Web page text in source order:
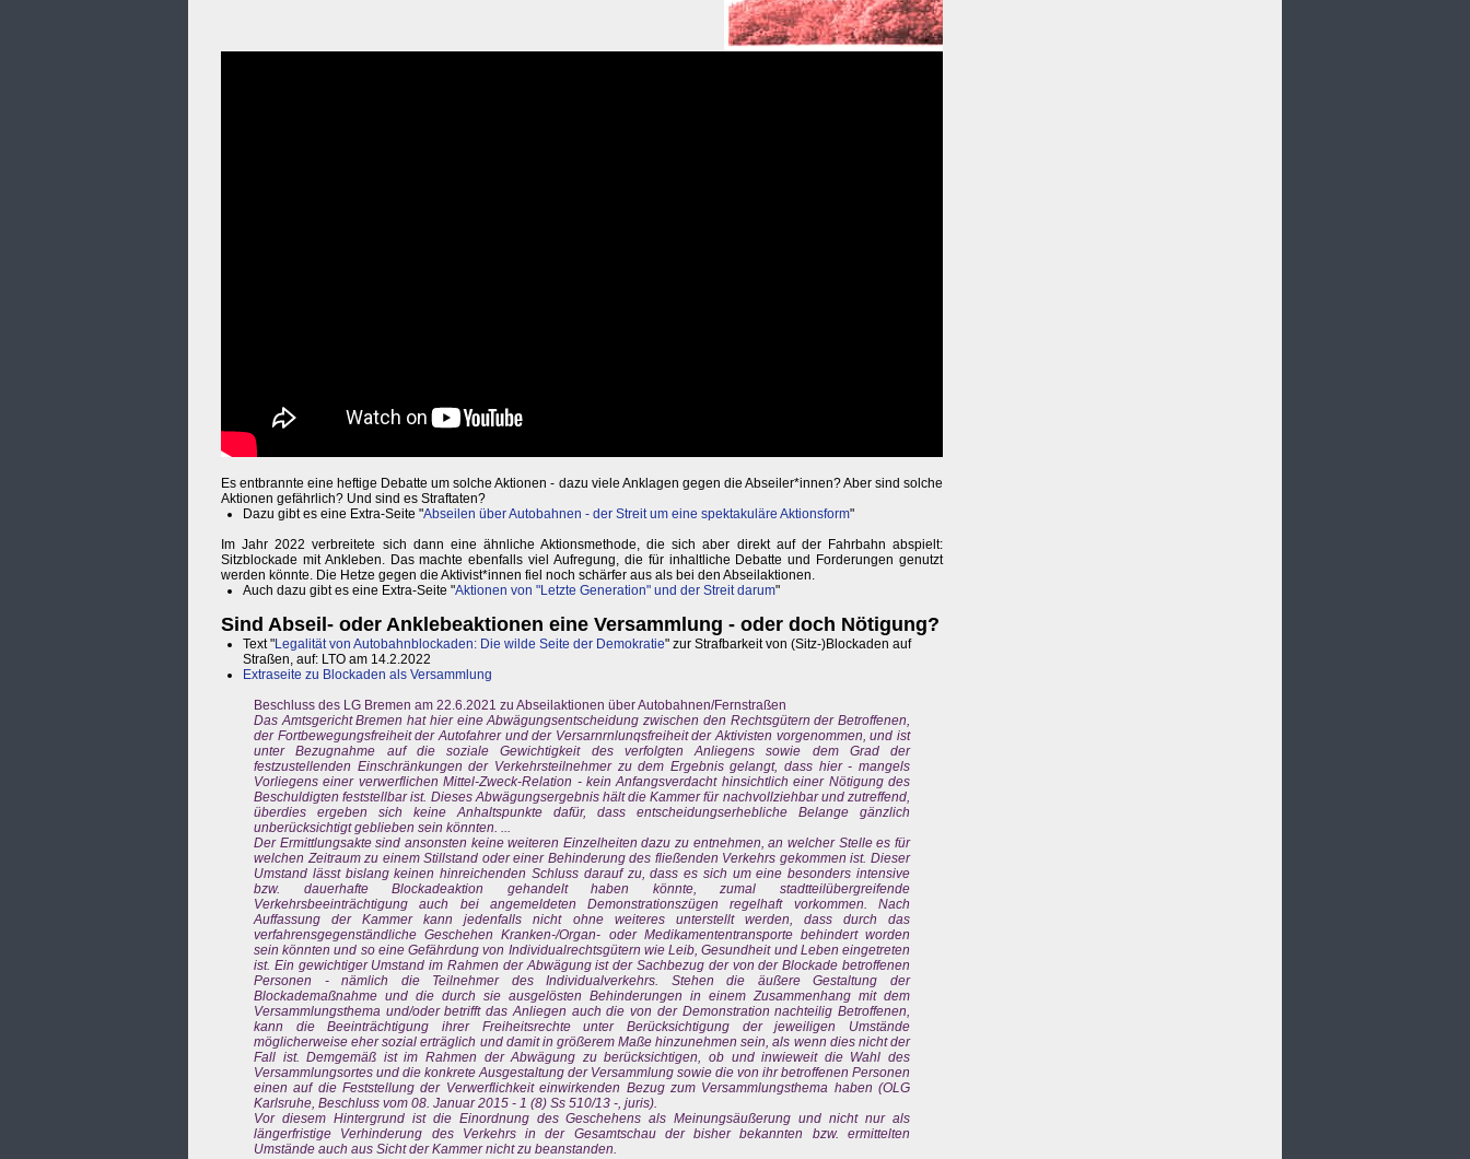
Es entbrannte eine heftige Debatte um solche Aktionen - dazu viele Anklagen gegen die Abseiler*innen? Aber sind solche
Aktionen gefährlich? Und sind es Straftaten?
Dazu gibt es eine Extra-Seite "Abseilen über Autobahnen - der Streit um eine spektakuläre Aktionsform"
Im Jahr 2022 verbreitete sich dann eine ähnliche Aktionsmethode, die sich aber direkt auf der Fahrbahn abspielt:
Sitzblockade mit Ankleben. Das machte ebenfalls viel Aufregung, die für inhaltliche Debatte und Forderungen genutzt
werden könnte. Die Hetze gegen die Aktivist*innen fiel noch schärfer aus als bei den Abseilaktionen.
Auch dazu gibt es eine Extra-Seite "Aktionen von "Letzte Generation" und der Streit darum"
Sind Abseil- oder Anklebeaktionen eine Versammlung - oder doch Nötigung?
Text "Legalität von Autobahnblockaden: Die wilde Seite der Demokratie" zur Strafbarkeit von (Sitz-)Blockaden auf
Straßen, auf: LTO am 14.2.2022
Extraseite zu Blockaden als Versammlung
Beschluss des LG Bremen am 22.6.2021 zu Abseilaktionen über Autobahnen/Fernstraßen
Das Amtsgericht Bremen hat hier eine Abwägungsentscheidung zwischen den Rechtsgütern der Betroffenen,
der Fortbewegungsfreiheit der Autofahrer und der Versarnrnlunqsfreiheit der Aktivisten vorgenommen, und ist
unter Bezugnahme auf die soziale Gewichtigkeit des verfolgten Anliegens sowie dem Grad der
festzustellenden Einschränkungen der Verkehrsteilnehmer zu dem Ergebnis gelangt, dass hier - mangels
Vorliegens einer verwerflichen Mittel-Zweck-Relation - kein Anfangsverdacht hinsichtlich einer Nötigung des
Beschuldigten feststellbar ist. Dieses Abwägungsergebnis hält die Kammer für nachvollziehbar und zutreffend,
überdies ergeben sich keine Anhaltspunkte dafür, dass entscheidungserhebliche Belange gänzlich
unberücksichtigt geblieben sein könnten. ...
Der Ermittlungsakte sind ansonsten keine weiteren Einzelheiten dazu zu entnehmen, an welcher Stelle es für
welchen Zeitraum zu einem Stillstand oder einer Behinderung des fließenden Verkehrs gekommen ist. Dieser
Umstand lässt bislang keinen hinreichenden Schluss darauf zu, dass es sich um eine besonders intensive
bzw. dauerhafte Blockadeaktion gehandelt haben könnte, zumal stadtteilübergreifende
Verkehrsbeeinträchtigung auch bei angemeldeten Demonstrationszügen regelhaft vorkommen. Nach
Auffassung der Kammer kann jedenfalls nicht ohne weiteres unterstellt werden, dass durch das
verfahrensgegenständliche Geschehen Kranken-/Organ- oder Medikamententransporte behindert worden
sein könnten und so eine Gefährdung von Individualrechtsgütern wie Leib, Gesundheit und Leben eingetreten
ist. Ein gewichtiger Umstand im Rahmen der Abwägung ist der Sachbezug der von der Blockade betroffenen
Personen - nämlich die Teilnehmer des Individualverkehrs. Stehen die äußere Gestaltung der
Blockademaßnahme und die durch sie ausgelösten Behinderungen in einem Zusammenhang mit dem
Versammlungsthema und/oder betrifft das Anliegen auch die von der Demonstration nachteilig Betroffenen,
kann die Beeinträchtigung ihrer Freiheitsrechte unter Berücksichtigung der jeweiligen Umstände
möglicherweise eher sozial erträglich und damit in größerem Maße hinzunehmen sein, als wenn dies nicht der
Fall ist. Demgemäß ist im Rahmen der Abwägung zu berücksichtigen, ob und inwieweit die Wahl des
Versammlungsortes und die konkrete Ausgestaltung der Versammlung sowie die von ihr betroffenen Personen
einen auf die Feststellung der Verwerflichkeit einwirkenden Bezug zum Versammlungsthema haben (OLG
Karlsruhe, Beschluss vom 08. Januar 2015 - 1 (8) Ss 510/13 -, juris).
Vor diesem Hintergrund ist die Einordnung des Geschehens als Meinungsäußerung und nicht nur als
längerfristige Verhinderung des Verkehrs in der Gesamtschau der bisher bekannten bzw. ermittelten
Umstände auch aus Sicht der Kammer nicht zu beanstanden.